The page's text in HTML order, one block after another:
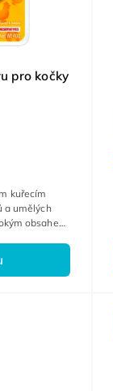
pro kočky
kuřecím
a umělých
obsahem